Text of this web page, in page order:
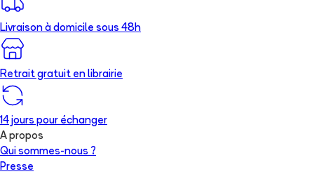
Livraison à domicile sous 48h
Retrait gratuit en librairie
14 jours pour échanger
A propos
Qui sommes-nous ?
Presse